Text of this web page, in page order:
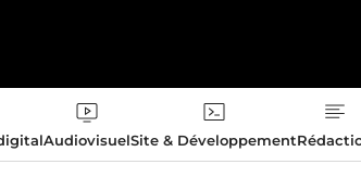
AudiovisuelSite & Développement